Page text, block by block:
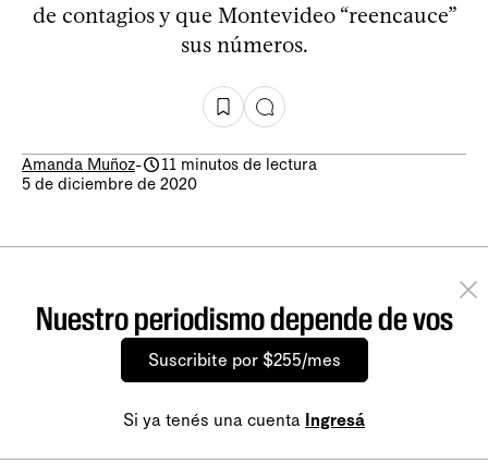
de contagios y que Montevideo “reencauce”
sus números.
Amanda Muñoz-
11 minutos de lectura
5 de diciembre de 2020
Nuestro periodismo depende de vos
Suscribite por $255/mes
Si ya tenés una cuenta Ingresá